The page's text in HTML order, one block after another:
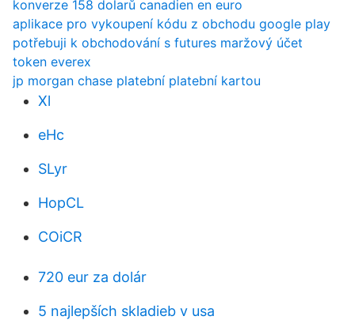
konverze 158 dolarů canadien en euro
aplikace pro vykoupení kódu z obchodu google play
potřebuji k obchodování s futures maržový účet
token everex
jp morgan chase platební platební kartou
Xl
eHc
SLyr
HopCL
COiCR
720 eur za dolár
5 najlepších skladieb v usa